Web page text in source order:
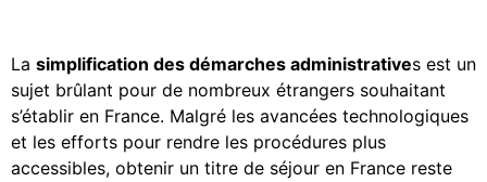
La simplification des démarches administratives est un
sujet brûlant pour de nombreux étrangers souhaitant
s’établir en France. Malgré les avancées technologiques
et les efforts pour rendre les procédures plus
accessibles, obtenir un titre de séjour en France reste